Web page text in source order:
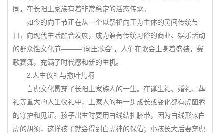
同，在长阳土家族有着非常稳定的活态传承。
如今的向王节正在从一个以祭祀向王为主体的民间传统节
日，向现代生活融合发展，成为兼有传统习俗的商业、娱乐活动
的群众性文化节———“向王歌会”，人们在歌会上身着盛装，赛
歌赛舞，充满了时代感和新的生机。
2.人生仪礼与撒叶儿嗬
白虎文化贯穿了长阳土家族人的一生。在诞生礼、婚礼、葬
礼等重大的人生仪礼中，土家人的每一步成长或变化都有虎图腾
的守护和见证。孩子出生时要用白线结扎脐带，因为白线形似白
虎的胡须，这样孩子就会得到白虎神的保佑；小孩长大后要穿虎